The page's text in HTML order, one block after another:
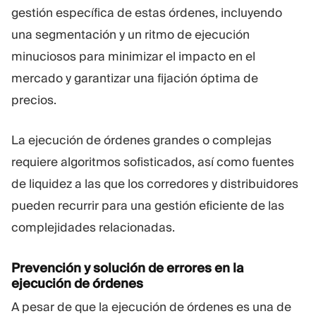
gestión específica de estas órdenes, incluyendo
una segmentación y un ritmo de ejecución
minuciosos para minimizar el impacto en el
mercado y garantizar una fijación óptima de
precios.
La ejecución de órdenes grandes o complejas
requiere algoritmos sofisticados, así como fuentes
de liquidez a las que los corredores y distribuidores
pueden recurrir para una gestión eficiente de las
complejidades relacionadas.
Prevención y solución de errores en la
ejecución de órdenes
A pesar de que la ejecución de órdenes es una de